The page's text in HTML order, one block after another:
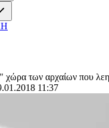
χώρα των αρχαίων που
11:37